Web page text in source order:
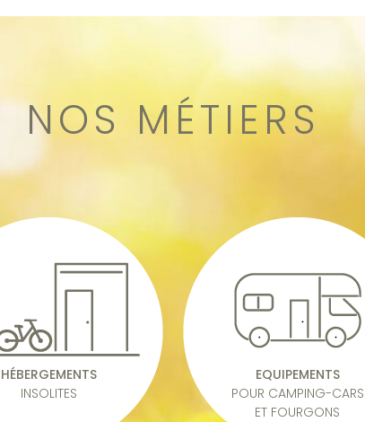
NOS MÉTIERS
HÉBERGEMENTS
INSOLITES
EQUIPEMENTS
POUR CAMPING-CARS
ET FOURGONS